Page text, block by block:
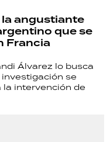
angustiante
que se
Francia
Álvarez lo busca
se
intervención de